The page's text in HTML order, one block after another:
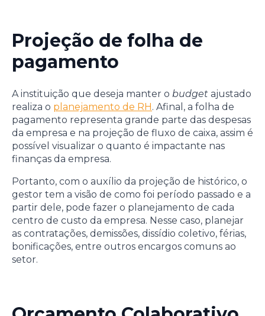
Projeção de folha de
pagamento
A instituição que deseja manter o budget ajustado
realiza o planejamento de RH . Afinal, a folha de
pagamento representa grande parte das despesas
da empresa e na projeção de fluxo de caixa, assim é
possível visualizar o quanto é impactante nas
finanças da empresa.
Portanto, com o auxílio da projeção de histórico, o
gestor tem a visão de como foi período passado e a
partir dele, pode fazer o planejamento de cada
centro de custo da empresa. Nesse caso, planejar
as contratações, demissões, dissídio coletivo, férias,
bonificações, entre outros encargos comuns ao
setor.